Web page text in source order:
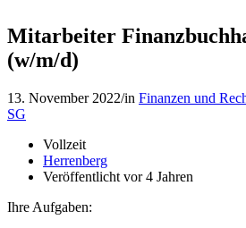
Mitarbeiter
(w/m/d)
13. November 2022/in Finanzen und
SG
Vollzeit
Herrenberg
Veröffentlicht vor 4 Jahren
Ihre Aufgaben: